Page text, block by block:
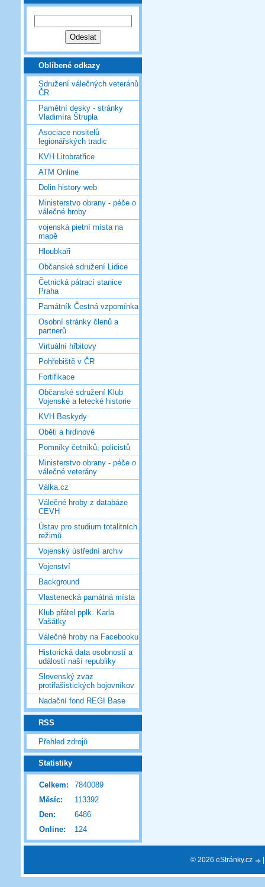
Oblíbené odkazy
Sdružení válečných veteránů
ČR
Pamětní desky - stránky
Vladimíra Štrupla
Asociace nositelů
legionářských tradic
KVH Litobratřice
ATM Online
Dolin history web
Ministerstvo obrany - péče o
válečné hroby
vojenská pietní místa na
mapě
Hloubkaři
Občanské sdružení Lidice
Četnická pátrací stanice
Praha
Památník Čestná vzpomínka
Osobní stránky členů a
partnerů
Virtuální hřbitovy
Pohřebiště v ČR
Fortifikace
Občanské sdružení Klub
Vojenské a letecké historie
KVH Beskydy
Oběti a hrdinové
Pomníky četníků, policistů
Ministerstvo obrany - péče o
válečné veterány
Válka.cz
Válečné hroby z databáze
CEVH
Ústav pro studium totalitních
režimů
Vojenský ústřední archiv
Vojenství
Background
Vlastenecká památná místa
Klub přátel pplk. Karla
Vašátky
Válečné hroby na Facebooku
Historická data osobností a
událostí naší republiky
Slovenský zväz
protifašistických bojovníkov
Nadační fond REGI Base
RSS
Přehled zdrojů
Statistiky
Online: 124
Celkem:
7840089
Měsíc:
113392
Den:
6486
© 2026 eStránky.cz